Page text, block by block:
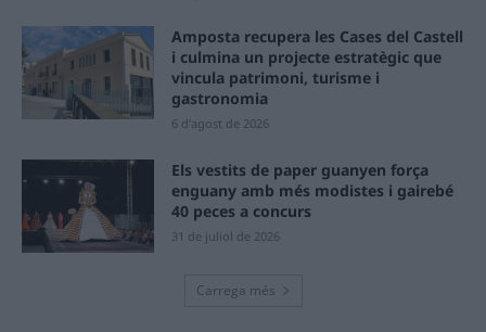
Amposta recupera les Cases del Castell
i culmina un projecte estratègic que
vincula patrimoni, turisme i
gastronomia
6 d'agost de 2026
Els vestits de paper guanyen força
enguany amb més modistes i gairebé
40 peces a concurs
31 de juliol de 2026
Carrega més